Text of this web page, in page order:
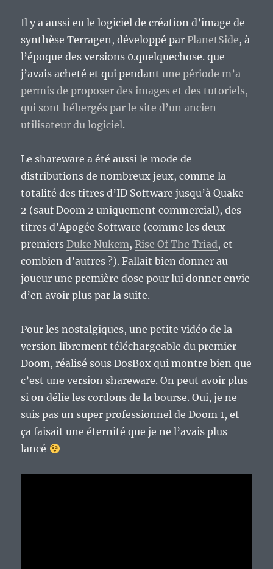
Il y a aussi eu le logiciel de création d’image de
synthèse Terragen, développé par PlanetSide, à
l’époque des versions 0.quelquechose. que
j’avais acheté et qui pendant une période m’a
permis de proposer des images et des tutoriels,
qui sont hébergés par le site d’un ancien
utilisateur du logiciel.
Le shareware a été aussi le mode de
distributions de nombreux jeux, comme la
totalité des titres d’ID Software jusqu’à Quake
2 (sauf Doom 2 uniquement commercial), des
titres d’Apogée Software (comme les deux
premiersDuke Nukem,Rise Of The Triad, et
combien d’autres ?). Fallait bien donner au
joueur une première dose pour lui donner envie
d’en avoir plus par la suite.
Pour les nostalgiques, une petite vidéo de la
version librement téléchargeable du premier
Doom, réalisé sous DosBox qui montre bien que
c’est une version shareware. On peut avoir plus
si on délie les cordons de la bourse. Oui, je ne
suis pas un super professionnel de Doom 1, et
ça faisait une éternité que je ne l’avais plus
lancé